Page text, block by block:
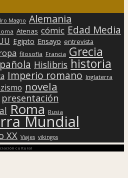
Magno Alemania
Atenas cómic Edad Media
Egipto Ensayo entrevista
filosofía Francia Grecia
Hislibris historia
Imperio romano Inglaterra
novela
presentación
Roma Rusia
Mundial
XX Viajes vikingos
cultural